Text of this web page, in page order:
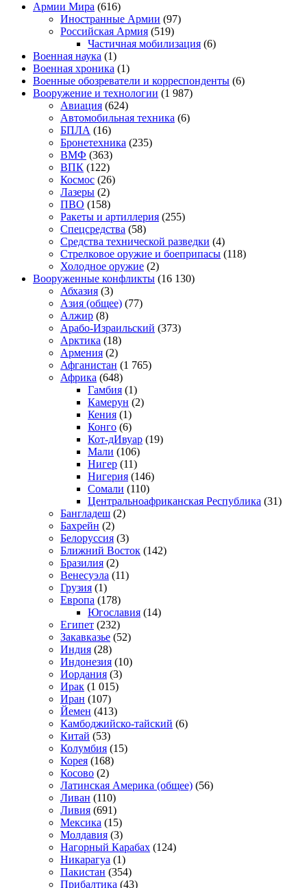
Армии Мира (616)
Иностранные Армии (97)
Российская Армия (519)
Частичная мобилизация (6)
Военная наука (1)
Военная хроника (1)
Военные обозреватели и корреспонденты (6)
Вооружение и технологии (1 987)
Авиация (624)
Автомобильная техника (6)
БПЛА (16)
Бронетехника (235)
ВМФ (363)
ВПК (122)
Космос (26)
Лазеры (2)
ПВО (158)
Ракеты и артиллерия (255)
Спецсредства (58)
Средства технической разведки (4)
Стрелковое оружие и боеприпасы (118)
Холодное оружие (2)
Вооруженные конфликты (16 130)
Абхазия (3)
Азия (общее) (77)
Алжир (8)
Арабо-Израильский (373)
Арктика (18)
Армения (2)
Афганистан (1 765)
Африка (648)
Гамбия (1)
Камерун (2)
Кения (1)
Конго (6)
Кот-дИвуар (19)
Мали (106)
Нигер (11)
Нигерия (146)
Сомали (110)
Центральноафриканская Республика (31)
Бангладеш (2)
Бахрейн (2)
Белоруссия (3)
Ближний Восток (142)
Бразилия (2)
Венесуэла (11)
Грузия (1)
Европа (178)
Югославия (14)
Египет (232)
Закавказье (52)
Индия (28)
Индонезия (10)
Иордания (3)
Ирак (1 015)
Иран (107)
Йемен (413)
Камбоджийско-тайский (6)
Китай (53)
Колумбия (15)
Корея (168)
Косово (2)
Латинская Америка (общее) (56)
Ливан (110)
Ливия (691)
Мексика (15)
Молдавия (3)
Нагорный Карабах (124)
Никарагуа (1)
Пакистан (354)
Прибалтика (43)